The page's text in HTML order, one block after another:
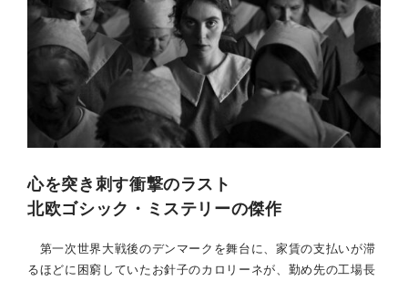
心を突き刺す衝撃のラスト
北欧ゴシック・ミステリーの傑作
第一次世界大戦後のデンマークを舞台に、家賃の支払いが滞
るほどに困窮していたお針子のカロリーネが、勤め先の工場長